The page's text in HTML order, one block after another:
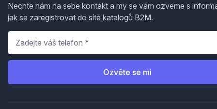
Nechte nám na sebe kontakt a my se vám ozveme s
jak se zaregistrovat do sítě katalogů B2M.
Telefon
Ozvěte se mi